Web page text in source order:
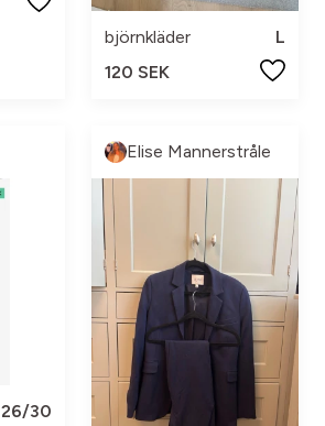
björnkläder
L
120 SEK
26/30
Elise Mannerstråle